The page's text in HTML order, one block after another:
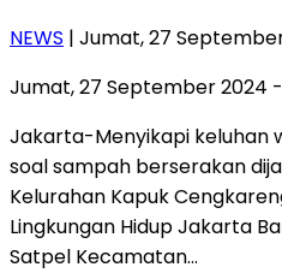
NEWS | Jumat, 27
Jumat, 27 September 2024 -
Jakarta-Menyikapi keluhan
soal sampah berserakan
Kelurahan Kapuk
Lingkungan Hidup Jakarta
Satpel Kecamatan…